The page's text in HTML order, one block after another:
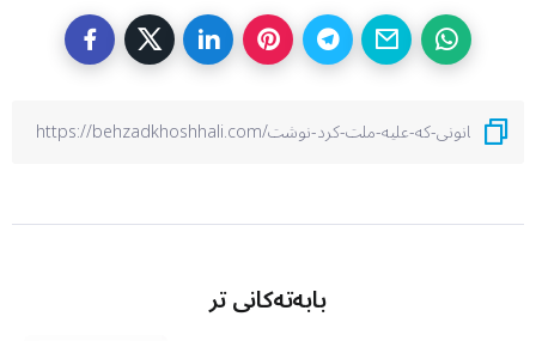
بابەتەکانی تر